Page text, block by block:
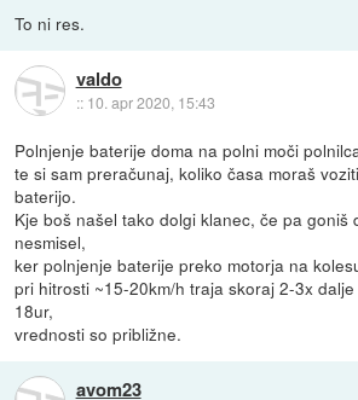
To ni res.
valdo
:: 10. apr 2020, 15:43
Polnjenje baterije doma na polni moči
te si sam preračunaj, koliko časa moraš
baterijo.
Kje boš našel tako dolgi klanec, če pa goniš
nesmisel,
ker polnjenje baterije preko motorja na
pri hitrosti ~15-20km/h traja skoraj 2-3x
18ur,
vrednosti so približne.
avom23